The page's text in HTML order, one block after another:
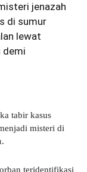
jenazah
di sumur
lewat
demi
tabir kasus
misteri di
teridentifikasi